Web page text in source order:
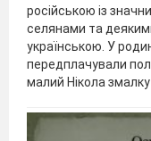
російською із
селянами та
українською. У
передплачували
малий Нікола